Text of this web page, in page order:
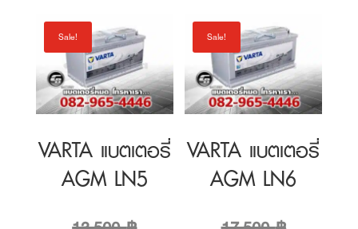
VARTA แบตเตอรี่
AGM LN5
13,500฿Original
price
11,500฿Current
VARTA แบตเตอรี่
AGM LN6
17,500฿Original
price
15,000฿Current